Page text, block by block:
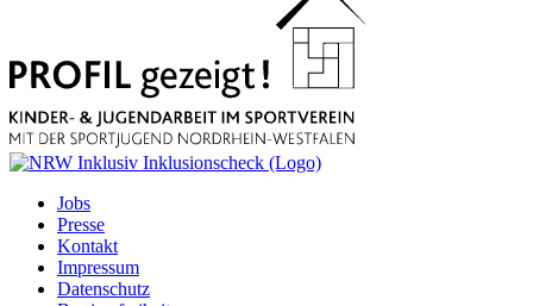
Jobs
Presse
Kontakt
Impressum
Datenschutz